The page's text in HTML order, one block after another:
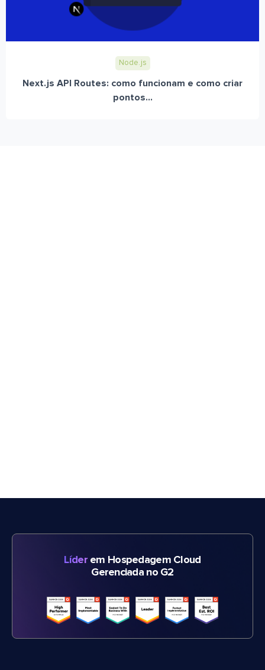
Node.js
Next.js API Routes: como funcionam e como criar
pontos...
Líderem Hospedagem Cloud
Gerenciada no G2